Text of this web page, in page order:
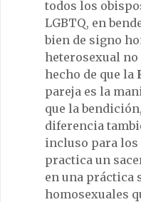
todos los
LGBTQ, en
bien de signo
heterosexual
hecho de que la
pareja es la
que la
diferencia
incluso para
practica un
en una práctica
homosexuales